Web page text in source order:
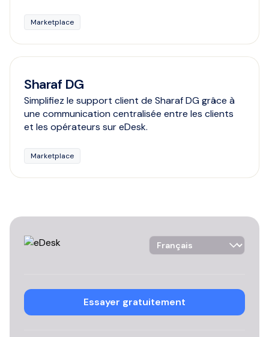
Marketplace
Sharaf DG
Simplifiez le support client de Sharaf DG grâce à
une communication centralisée entre les clients
et les opérateurs sur eDesk.
Marketplace
Language Selector
Essayer gratuitement